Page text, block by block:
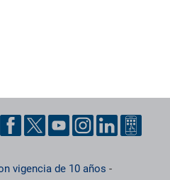
vigencia de 10 años -